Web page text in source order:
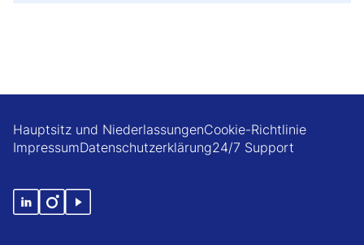
Hauptsitz und NiederlassungenCookie-Richtlinie
ImpressumDatenschutzerklärung24/7 Support